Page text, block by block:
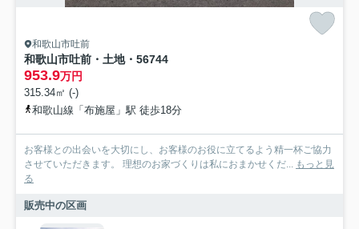
和歌山市吐前
和歌山市吐前・土地・56744
953.9万円
315.34㎡ (-)
和歌山線「布施屋」駅 徒歩18分
お客様との出会いを大切にし、お客様のお役に立てるよう精一杯ご協力
させていただきます。 理想のお家づくりは私におまかせくだ...
もっと見
る
販売中の区画